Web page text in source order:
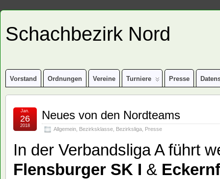
Schachbezirk Nord
Vorstand Ordnungen Vereine Turniere Presse
Neues von den Nordteams
Allgemein Bezirksklasse Bezirksliga Presse
Jan.
26
2018
In der Verbandsliga A führt
Flensburger SK I &